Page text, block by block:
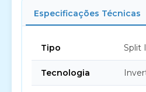
Especificações Técnicas
Tipo Split
Tecnologia